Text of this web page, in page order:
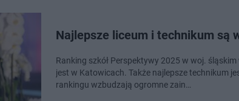
Najlepsze liceum i technikum są
Ranking szkół Perspektywy 2025 w woj.
jest w Katowicach. Także najlepsze technikum
rankingu wzbudzają ogromne zain…